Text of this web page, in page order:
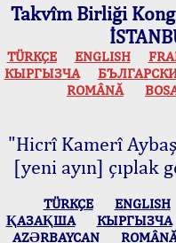
Takvîm Birliği
TÜRKÇE ENGLISH
КЫPГЫЗЧA
ROMÂNĂ
"Hicrî Kamerî
[yeni ayın] çıplak
TÜRKÇE ENGLISH
ҚАЗАҚША
КЫPГЫЗЧA
AZӘRBAYCAN